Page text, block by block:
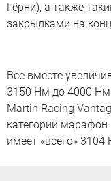
Гёрни), а также
закрылками на
Все вместе
3150 Нм до 4000
Martin Racing
категории марафон
имеет «всего»